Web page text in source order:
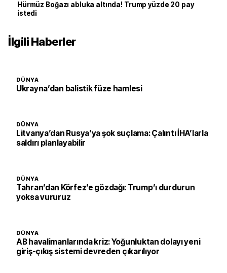
Hürmüz Boğazı abluka altında! Trump yüzde 20 pay
istedi
İlgili Haberler
DÜNYA
Ukrayna’dan balistik füze hamlesi
DÜNYA
Litvanya’dan Rusya’ya şok suçlama: Çalıntı İHA’larla
saldırı planlayabilir
DÜNYA
Tahran’dan Körfez’e gözdağı: Trump’ı durdurun
yoksa vururuz
DÜNYA
AB havalimanlarında kriz: Yoğunluktan dolayı yeni
giriş-çıkış sistemi devreden çıkarılıyor